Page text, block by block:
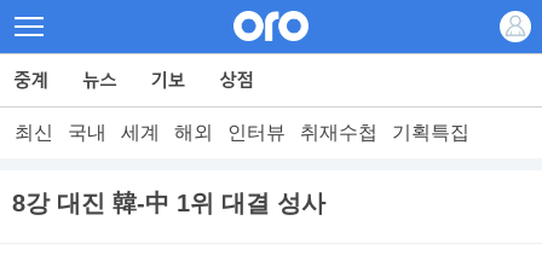
최신 국내 세계 해외 인터뷰 취재수첩 기획특집
8강 대진 韓-中 1위 대결 성사